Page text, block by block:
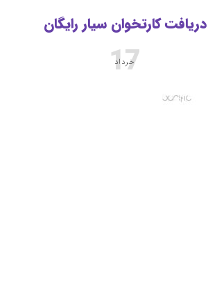
دریافت کارتخوان سیار رایگان
17
خرداد